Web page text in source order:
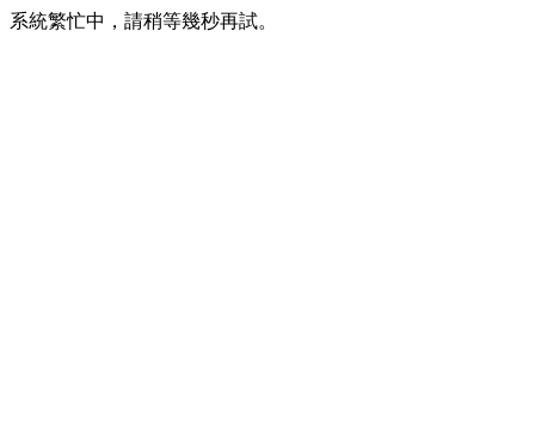
系統繁忙中，請稍等幾秒再試。